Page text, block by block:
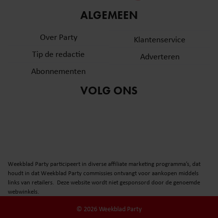
partners voor social media, adverteren en analyse. Deze
informatie die u aan ze heeft verstrekt of die ze hebben
verzameld op basis van uw gebruik van hun services. U
gebruiken.
ALGEMEEN
Over Party
Tip de redactie
Abonnementen
Klantenservice
Adverteren
VOLG ONS
Weekblad Party participeert in diverse affiliate marketing programma’s, dat
houdt in dat Weekblad Party commissies ontvangt voor aankopen middels
links van retailers. Deze website wordt niet gesponsord door de genoemde
webwinkels.
© 2026 Weekblad Party